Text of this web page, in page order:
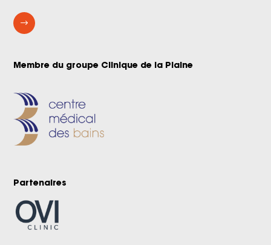
$
Membre du groupe Clinique de la Plaine
Partenaires